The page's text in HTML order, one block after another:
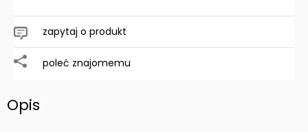
zapytaj o produkt
poleć znajomemu
Opis